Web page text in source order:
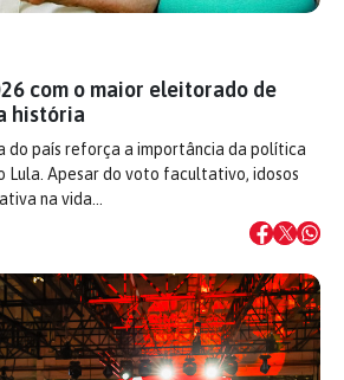
com o maior eleitorado de
história
do país reforça a importância da política
Lula. Apesar do voto facultativo, idosos
na vida…